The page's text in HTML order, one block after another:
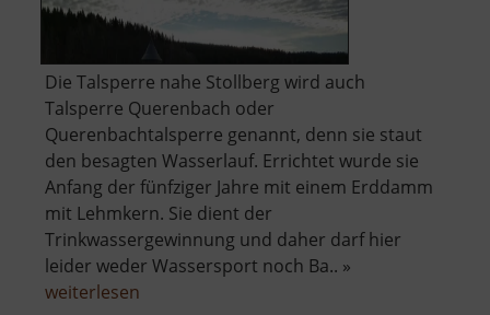
Die Talsperre nahe Stollberg wird auch
Talsperre Querenbach oder
Querenbachtalsperre genannt, denn sie staut
den besagten Wasserlauf. Errichtet wurde sie
Anfang der fünfziger Jahre mit einem Erddamm
mit Lehmkern. Sie dient der
Trinkwassergewinnung und daher darf hier
leider weder Wassersport noch Ba.. »
weiterlesen